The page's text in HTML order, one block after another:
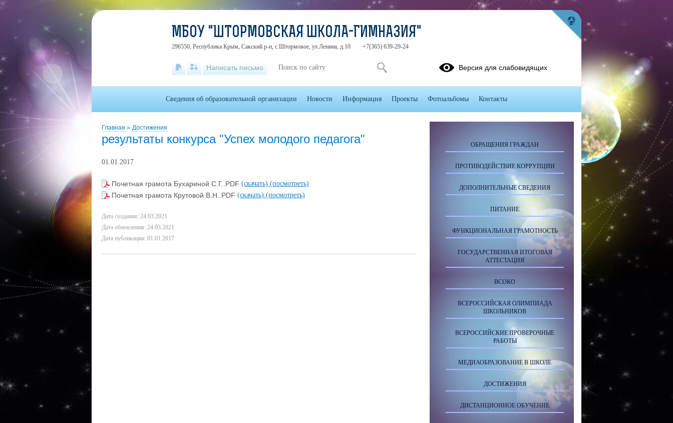
Главная » Достижения
результаты конкурса "Успех молодого педагога"
01.01.2017
Почетная грамота Бухариной С.Г..PDF (скачать) (посмотреть)
Почетная грамота Крутовой В.Н..PDF (скачать) (посмотреть)
Дата создания: 24.03.2021
Дата обновления: 24.03.2021
Дата публикации: 01.01.2017
ОБРАЩЕНИЯ ГРАЖДАН
ПРОТИВОДЕЙСТВИЕ КОРРУПЦИИ
ДОПОЛНИТЕЛЬНЫЕ СВЕДЕНИЯ
ПИТАНИЕ
ФУНКЦИОНАЛЬНАЯ ГРАМОТНОСТЬ
ГОСУДАРСТВЕННАЯ ИТОГОВАЯ
АТТЕСТАЦИЯ
ВСОКО
ВСЕРОССИЙСКАЯ ОЛИМПИАДА
ШКОЛЬНИКОВ
ВСЕРОССИЙСКИЕ ПРОВЕРОЧНЫЕ
РАБОТЫ
МЕДИАОБРАЗОВАНИЕ В ШКОЛЕ
ДОСТИЖЕНИЯ
ДИСТАНЦИОННОЕ ОБУЧЕНИЕ
МБОУ "ШТОРМОВСКАЯ ШКОЛА-ГИМНАЗИЯ"
296550, Республика Крым, Сакский р-н, с.Штормовое, ул.Ленина, д.10 +7(365) 639-29-24
Написать письмо Версия для слабовидящих
Сведения об образовательной организации Новости Информация Проекты Фотоальбомы Контакты